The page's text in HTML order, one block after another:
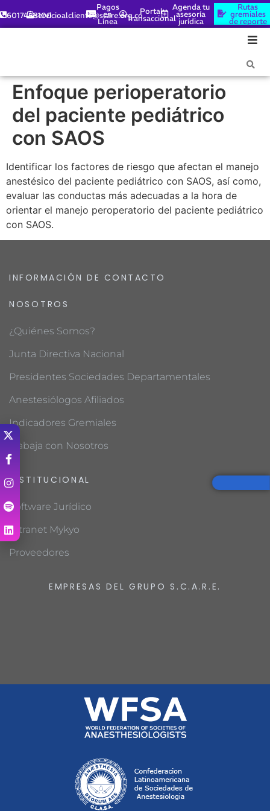
6017448100servicioalcliente@scare.org.co
Pagos
en
Línea
Portal
Transaccional
Agenda tu
asesoría
jurídica
Rutas
gremiales
de reporte
Enfoque perioperatorio
del paciente pediátrico
con SAOS
Identificar los factores de riesgo que afectan el manejo
anestésico del paciente pediátrico con SAOS, así como,
evaluar las conductas más adecuadas a la hora de
orientar el manejo peroperatorio del paciente pediátrico
con SAOS.
INFORMACIÓN DE CONTACTO
NOSOTROS
¿Quiénes Somos?
Junta Directiva Nacional
Presidentes Sociedades Departamentales
Anestesiólogos Afiliados
Indicadores Gremiales
Trabaja con Nosotros
INSTITUCIONAL
Software Jurídico
Intranet Mykyo
Proveedores
EMPRESAS DEL GRUPO S.C.A.R.E.